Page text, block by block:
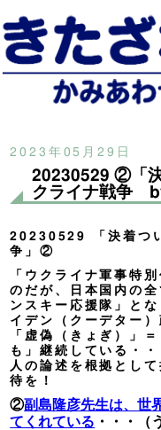
2023年05月29日
20230529 ②「
クライナ戦争
20230529 「決着つ
争」②
「ウクライナ軍事特
のだが、日本国内の
ンスキー応援隊」と
イデン（クーデター
「虚偽（きょぎ）」
も」継続している・
人の論述を根拠とし
待を！
②副島隆彦先生は、世
てくれている ・・・（